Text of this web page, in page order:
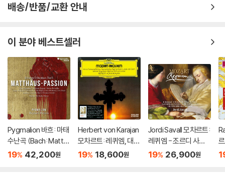
배송/반품/교환 안내
이 분야 베스트셀러
Pygmalion 바흐: 마태
수난곡 (Bach: Matth
aus-Passion BWV2
19% 42,200원
Herbert von Karajan
모차르트: 레퀴엠, 대관
식 미사 (Mozart: Req
19% 18,600원
Jordi Savall 모차르트:
레퀴엠 - 조르디 사발
(Mozart: Requiem K.
19% 26,900원